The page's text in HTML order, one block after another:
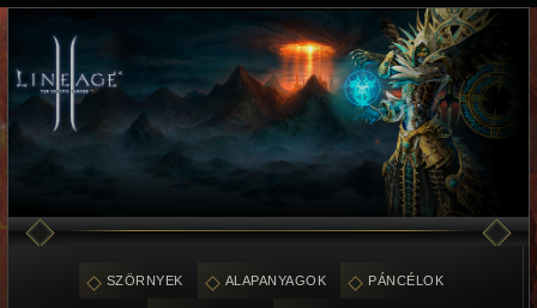
SZÖRNYEK ALAPANYAGOK PÁNCÉLOK